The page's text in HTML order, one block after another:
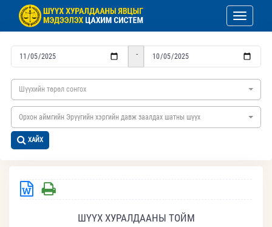
Toggle
-
Шүүхийн төрөл сонгох
Орхон аймгийн Эрүүгийн хэргийн давж заалдах шатны шүүх
ХАЙХ
ШҮҮХ ХУРАЛДААНЫ ТОЙМ